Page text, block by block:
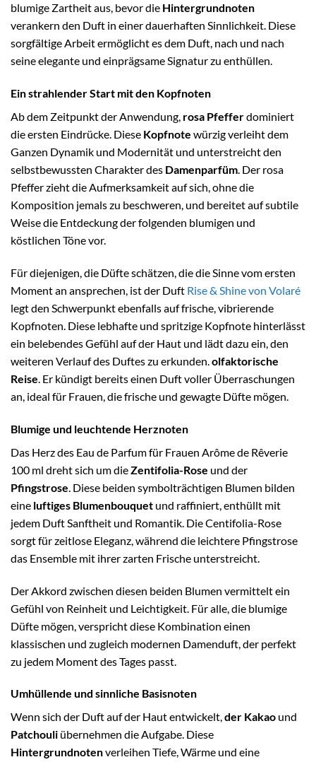
blumige Zartheit aus, bevor die Hintergrundnoten
verankern den Duft in einer dauerhaften Sinnlichkeit. Diese
sorgfältige Arbeit ermöglicht es dem Duft, nach und nach
seine elegante und einprägsame Signatur zu enthüllen.
Ein strahlender Start mit den Kopfnoten
Ab dem Zeitpunkt der Anwendung, rosa Pfefferdominiert
die ersten Eindrücke. Diese Kopfnote würzig verleiht dem
Ganzen Dynamik und Modernität und unterstreicht den
selbstbewussten Charakter des Damenparfüm. Der rosa
Pfeffer zieht die Aufmerksamkeit auf sich, ohne die
Komposition jemals zu beschweren, und bereitet auf subtile
Weise die Entdeckung der folgenden blumigen und
köstlichen Töne vor.
Für diejenigen, die Düfte schätzen, die die Sinne vom ersten
Moment an ansprechen, ist der Duft Rise & Shine von Volaré
legt den Schwerpunkt ebenfalls auf frische, vibrierende
Kopfnoten. Diese lebhafte und spritzige Kopfnote hinterlässt
ein belebendes Gefühl auf der Haut und lädt dazu ein, den
weiteren Verlauf des Duftes zu erkunden.olfaktorische
Reise. Er kündigt bereits einen Duft voller Überraschungen
an, ideal für Frauen, die frische und gewagte Düfte mögen.
Blumige und leuchtende Herznoten
Das Herz des Eau de Parfum für Frauen Arôme de Rêverie
100 ml dreht sich um dieZentifolia-Rose und der
Pfingstrose. Diese beiden symbolträchtigen Blumen bilden
eine luftiges Blumenbouquet und raffiniert, enthüllt mit
jedem Duft Sanftheit und Romantik. Die Centifolia-Rose
sorgt für zeitlose Eleganz, während die leichtere Pfingstrose
das Ensemble mit ihrer zarten Frische unterstreicht.
Der Akkord zwischen diesen beiden Blumen vermittelt ein
Gefühl von Reinheit und Leichtigkeit. Für alle, die blumige
Düfte mögen, verspricht diese Kombination einen
klassischen und zugleich modernen Damenduft, der perfekt
zu jedem Moment des Tages passt.
Umhüllende und sinnliche Basisnoten
Wenn sich der Duft auf der Haut entwickelt,der Kakao und
Patchouli übernehmen die Aufgabe. Diese
Hintergrundnotenverleihen Tiefe, Wärme und eine